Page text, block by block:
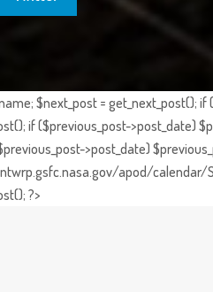
$next_post = get_next_post(); if
if ($previous_post->post_date)
>post_date)
apod/
?>